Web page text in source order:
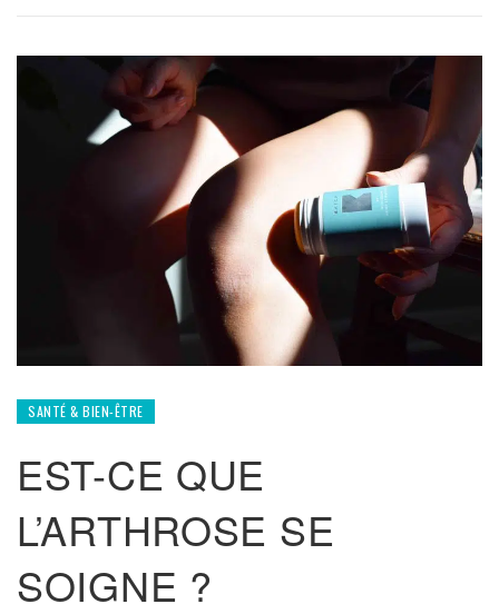
SANTÉ & BIEN-ÊTRE
EST-CE QUE
L’ARTHROSE SE
SOIGNE ?